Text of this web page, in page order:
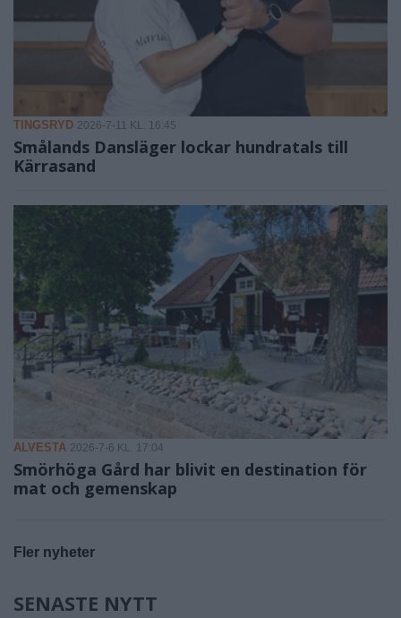
TINGSRYD 2026-7-11 KL. 16:45
Smålands Dansläger lockar hundratals till
Kärrasand
ALVESTA 2026-7-6 KL. 17:04
Smörhöga Gård har blivit en destination för
mat och gemenskap
Fler nyheter
SENASTE NYTT